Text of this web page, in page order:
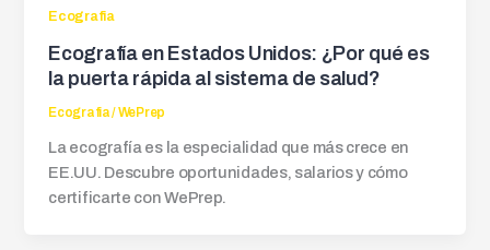
Ecografia
Ecografía en Estados Unidos: ¿Por qué es
la puerta rápida al sistema de salud?
Ecografia/WePrep
La ecografía es la especialidad que más crece en
EE.UU. Descubre oportunidades, salarios y cómo
certificarte con WePrep.